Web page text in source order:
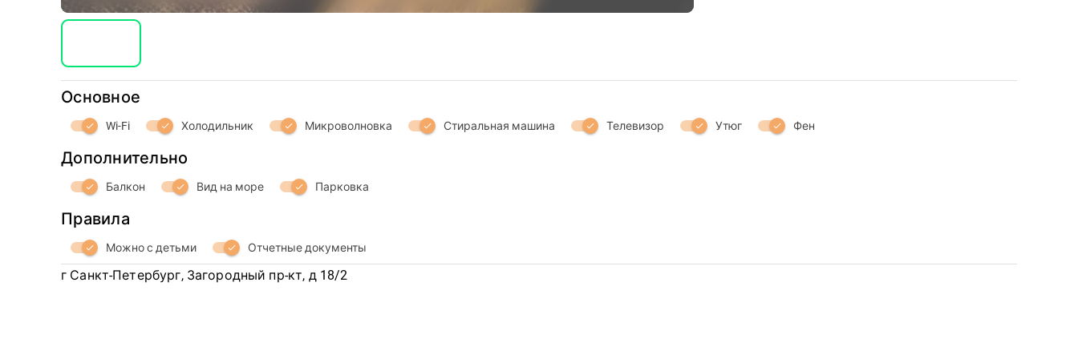
Основное
check Wi-Fi check Холодильник check Микроволновка check Стиральная машина check Телевизор check Утюг check Фен
Дополнительно
check Балкон check Вид на море check Парковка
Правила
check Можно с детьми check Отчетные документы
г Санкт-Петербург, Загородный пр-кт, д 18/2